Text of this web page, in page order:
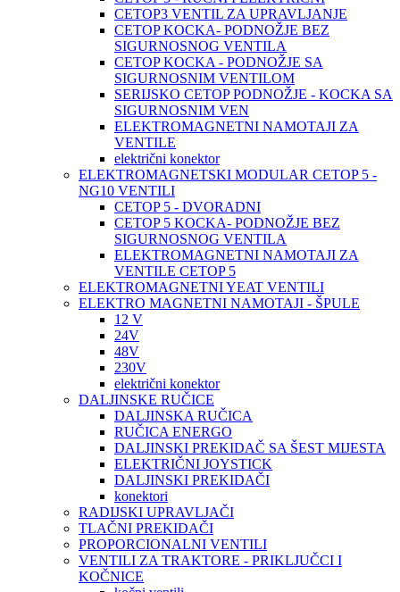
CETOP3 VENTIL ZA UPRAVLJANJE
CETOP KOCKA- PODNOŽJE BEZ
SIGURNOSNOG VENTILA
CETOP KOCKA - PODNOŽJE SA
SIGURNOSNIM VENTILOM
SERIJSKO CETOP PODNOŽJE - KOCKA SA
SIGURNOSNIM VEN
ELEKTROMAGNETNI NAMOTAJI ZA
VENTILE
električni konektor
ELEKTROMAGNETSKI MODULAR CETOP 5 -
NG10 VENTILI
CETOP 5 - DVORADNI
CETOP 5 KOCKA- PODNOŽJE BEZ
SIGURNOSNOG VENTILA
ELEKTROMAGNETNI NAMOTAJI ZA
VENTILE CETOP 5
ELEKTROMAGNETNI YEAT VENTILI
ELEKTRO MAGNETNI NAMOTAJI - ŠPULE
12 V
24V
48V
230V
električni konektor
DALJINSKE RUČICE
DALJINSKA RUČICA
RUČICA ENERGO
DALJINSKI PREKIDAČ SA ŠEST MIJESTA
ELEKTRIČNI JOYSTICK
DALJINSKI PREKIDAČI
konektori
RADIJSKI UPRAVLJAČI
TLAČNI PREKIDAČI
PROPORCIONALNI VENTILI
VENTILI ZA TRAKTORE - PRIKLJUČCI I
KOČNICE